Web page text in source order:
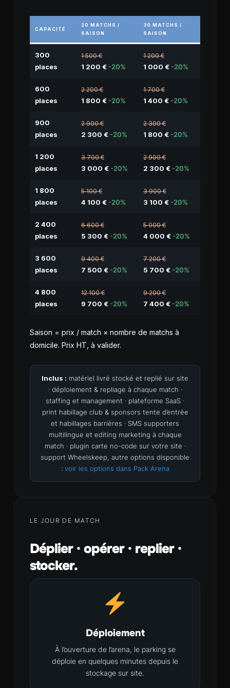
CAPACITÉ
20 MATCHS /
SAISON
30 MATCHS /
SAISON
300
places
1 500 €
1 200 € -20%
1 200 €
1 000 € -20%
600
places
2 200 €
1 800 € -20%
1 700 €
1 400 € -20%
900
places
2 900 €
2 300 € -20%
2 300 €
1 800 € -20%
1 200
places
3 700 €
3 000 € -20%
2 900 €
2 300 € -20%
1 800
places
5 100 €
4 100 € -20%
3 900 €
3 100 € -20%
2 400
places
6 600 €
5 300 € -20%
5 000 €
4 000 € -20%
3 600
places
9 400 €
7 500 € -20%
7 200 €
5 700 € -20%
4 800
places
12 100 €
9 700 € -20%
9 200 €
7 400 € -20%
Saison = prix / match × nombre de matchs à
domicile. Prix HT, à valider.
Inclus : matériel livré stocké et replié sur site
· déploiement & repliage à chaque match ·
staffing et management · plateforme SaaS ·
print habillage club & sponsors tente d’entrée
et habillages barrières · SMS supporters
multilingue et editing marketing à chaque
match · plugin carte no-code sur votre site ·
support Wheelskeep, autre options disponible
: voir les options dans Pack Arena
LE JOUR DE MATCH
Déplier · opérer · replier ·
stocker.
Déploiement
À l’ouverture de l’arena, le parking se
déploie en quelques minutes depuis le
stockage sur site.